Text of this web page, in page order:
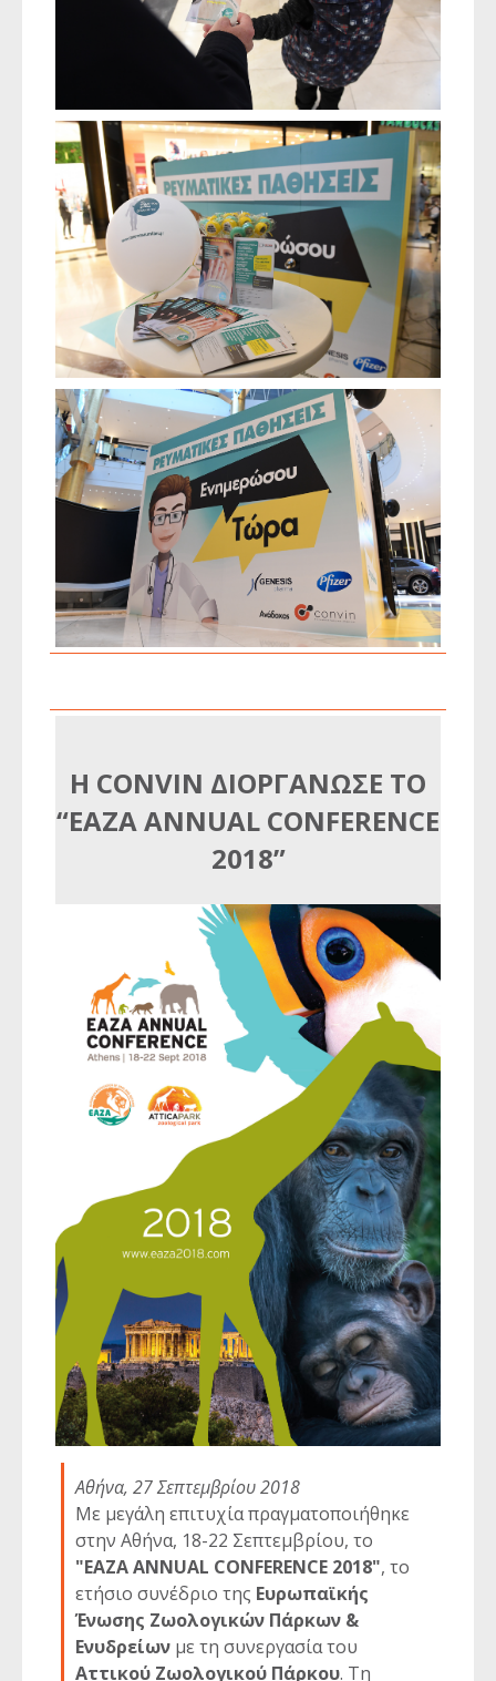
Η CONVIN ΔΙΟΡΓΑΝΩΣΕ ΤΟ
“EAZA ANNUAL CONFERENCE
2018”
Αθήνα, 27 Σεπτεμβρίου 2018
Με μεγάλη επιτυχία πραγματοποιήθηκε
στην Αθήνα, 18-22 Σεπτεμβρίου, το
"EAZA ANNUAL CONFERENCE 2018", το
ετήσιο συνέδριο της Ευρωπαϊκής
Ένωσης Ζωολογικών Πάρκων &
Ενυδρείων με τη συνεργασία του
Αττικού Ζωολογικού Πάρκου. Τη